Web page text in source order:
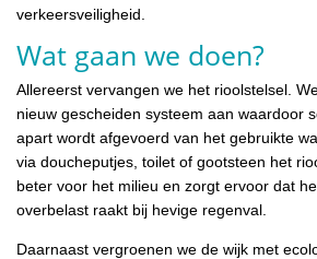
verkeersveiligheid.
Wat gaan we doen?
Allereerst vervangen we het rioolstelsel.
nieuw gescheiden systeem aan waardoor
apart wordt afgevoerd van het gebruikte
via doucheputjes, toilet of gootsteen het
beter voor het milieu en zorgt ervoor dat
overbelast raakt bij hevige regenval.
Daarnaast vergroenen we de wijk met